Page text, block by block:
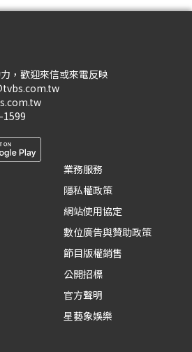
，歡迎來信或來電反映
業務服務
隱私權政策
網站使用協定
數位廣告與贊助政策
節目版權銷售
公開招標
官方聲明
星藝象娛樂